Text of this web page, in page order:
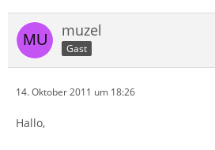
muzel
Gast
14. Oktober 2011 um 18:26
Hallo,